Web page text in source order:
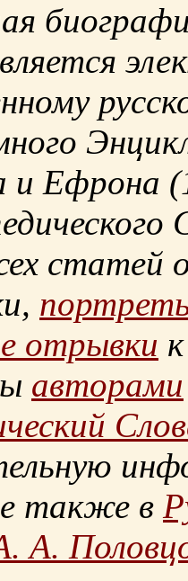
и Ефрона
статей
отрывки
авторами
также в
А.